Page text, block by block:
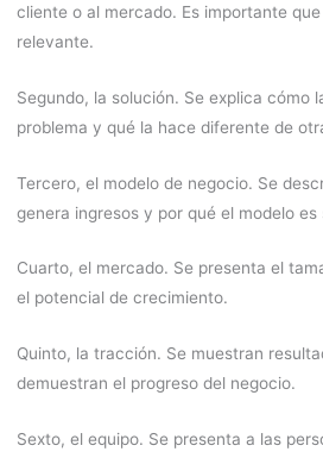
cliente o al mercado. Es importante
relevante.
Segundo, la solución. Se explica cómo
problema y qué la hace diferente de
Tercero, el modelo de negocio. Se
genera ingresos y por qué el modelo es
Cuarto, el mercado. Se presenta el
el potencial de crecimiento.
Quinto, la tracción. Se muestran
demuestran el progreso del negocio.
Sexto, el equipo. Se presenta a las